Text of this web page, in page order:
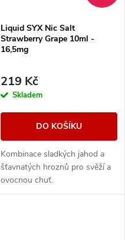
Liquid SYX Nic Salt
Strawberry Grape 10ml -
16,5mg
219 Kč
Skladem
DO KOŠÍKU
Kombinace sladkých jahod a
šťavnatých hroznů pro svěží a
ovocnou chuť.